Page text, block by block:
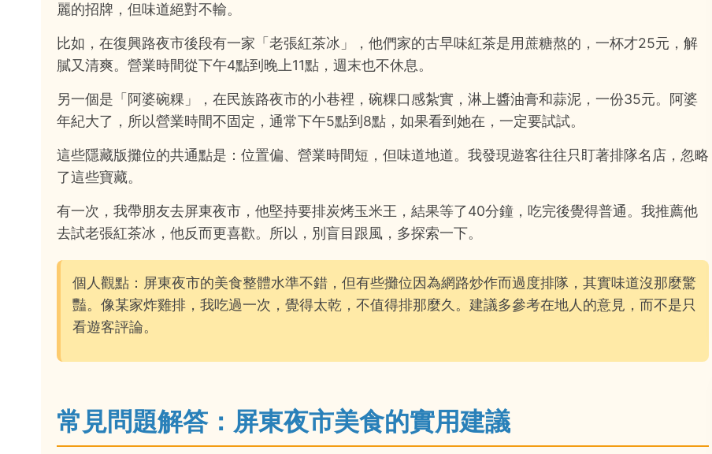
麗的招牌，但味道絕對不輸。
比如，在復興路夜市後段有一家「老張紅茶冰」，他們家的古早味紅茶是用蔗糖熬的，一杯才25元，解
膩又清爽。營業時間從下午4點到晚上11點，週末也不休息。
另一個是「阿婆碗粿」，在民族路夜市的小巷裡，碗粿口感紮實，淋上醬油膏和蒜泥，一份35元。阿婆
年紀大了，所以營業時間不固定，通常下午5點到8點，如果看到她在，一定要試試。
這些隱藏版攤位的共通點是：位置偏、營業時間短，但味道地道。我發現遊客往往只盯著排隊名店，忽略
了這些寶藏。
有一次，我帶朋友去屏東夜市，他堅持要排炭烤玉米王，結果等了40分鐘，吃完後覺得普通。我推薦他
去試老張紅茶冰，他反而更喜歡。所以，別盲目跟風，多探索一下。
個人觀點：屏東夜市的美食整體水準不錯，但有些攤位因為網路炒作而過度排隊，其實味道沒那麼驚
豔。像某家炸雞排，我吃過一次，覺得太乾，不值得排那麼久。建議多參考在地人的意見，而不是只
看遊客評論。
常見問題解答：屏東夜市美食的實用建議